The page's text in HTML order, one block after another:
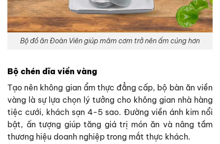
Bộ đồ ăn Đoàn Viên giúp mâm cơm trở nên ấm cúng hơn
Bộ chén dĩa viền vàng
Tạo nên không gian ẩm thực đẳng cấp, bộ bàn ăn viền
vàng là sự lựa chọn lý tưởng cho không gian nhà hàng
tiệc cưới, khách sạn 4-5 sao. Đường viền ánh kim nổi
bật, ấn tượng giúp tăng giá trị món ăn và nâng tầm
thương hiệu doanh nghiệp trong mắt thực khách.